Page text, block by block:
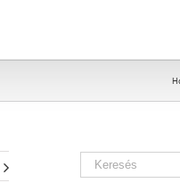
Search